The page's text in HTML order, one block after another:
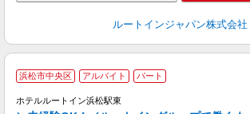
ルートインジャパン株式会社
浜松市中央区 アルバイト パート
ホテルルートイン浜松駅東